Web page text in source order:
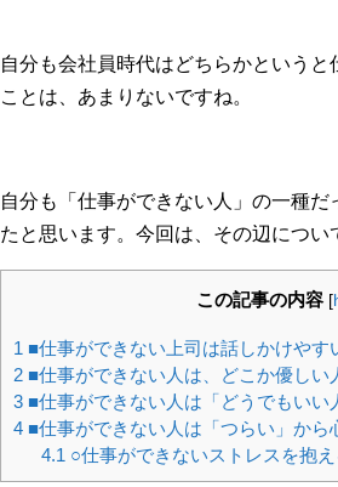
自分も会社員時代はどちらかという
ことは、あまりないですね。
自分も「仕事ができない人」の一種
たと思います。今回は、その辺につい
この記事の内容 [
1 ■仕事ができない上司は話しかけやす
2 ■仕事ができない人は、どこか優しい
3 ■仕事ができない人は「どうでもいい
4 ■仕事ができない人は「つらい」から
4.1 ○仕事ができないストレスを抱